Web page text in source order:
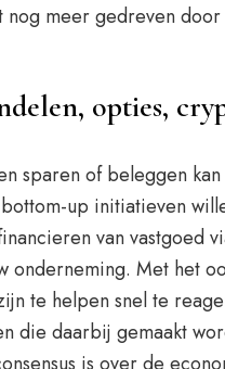
meer gedreven
opties,
sparen of beleggen
up initiatieven
van vastgoed
onderneming. Met het
te helpen snel te
daarbij gemaakt